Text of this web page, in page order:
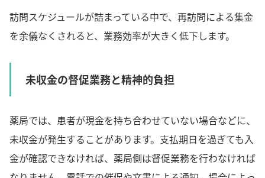
訪問スケジュールが詰まっている中で、再訪問による集金
を余儀なくされると、業務効率が大きく低下します。
未収金の督促業務と精神的負担
薬局では、患者が現金を持ち合わせていない場合などに、
未収金が発生することがあります。支払期日を過ぎても入
金が確認できなければ、薬局側は督促業務を行わなければ